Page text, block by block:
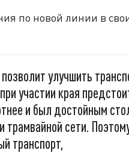
по новой линии в
улучшить
участии края
и был достойным
трамвайной сети.
транспорт,